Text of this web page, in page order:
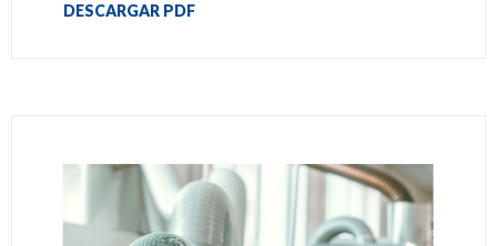
DESCARGAR PDF